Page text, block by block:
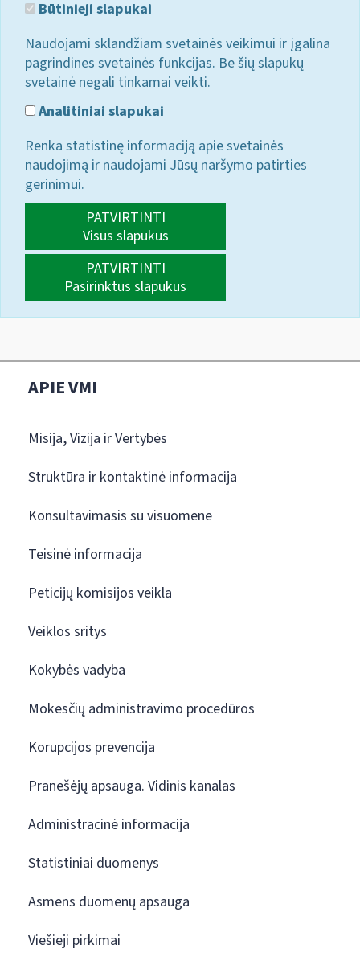
Būtinieji slapukai
Naudojami sklandžiam svetainės veikimui ir įgalina
pagrindines svetainės funkcijas. Be šių slapukų
svetainė negali tinkamai veikti.
Analitiniai slapukai
Renka statistinę informaciją apie svetainės
naudojimą ir naudojami Jūsų naršymo patirties
gerinimui.
PATVIRTINTI
Visus slapukus
PATVIRTINTI
Pasirinktus slapukus
APIE VMI
Misija, Vizija ir Vertybės
Struktūra ir kontaktinė informacija
Konsultavimasis su visuomene
Teisinė informacija
Peticijų komisijos veikla
Veiklos sritys
Kokybės vadyba
Mokesčių administravimo procedūros
Korupcijos prevencija
Pranešėjų apsauga. Vidinis kanalas
Administracinė informacija
Statistiniai duomenys
Asmens duomenų apsauga
Viešieji pirkimai